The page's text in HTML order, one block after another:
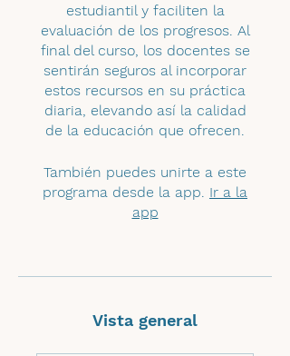
estudiantil y faciliten la
evaluación de los progresos. Al
final del curso, los docentes se
sentirán seguros al incorporar
estos recursos en su práctica
diaria, elevando así la calidad
de la educación que ofrecen.
También puedes unirte a este
programa desde la app. Ir a la
app
Vista general